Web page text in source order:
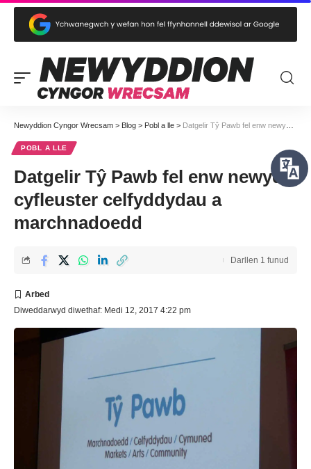
Newyddion Cyngor Wrecsam > Blog > Pobl a lle > Datgelir Tŷ Pawb fel enw newydd cyfleuster celfyddydau a marchnadoedd
POBL A LLE
Datgelir Tŷ Pawb fel enw newydd
cyfleuster celfyddydau a
marchnadoedd
Diweddarwyd diwethaf: Medi 12, 2017 4:22 pm
Darllen 1 funud